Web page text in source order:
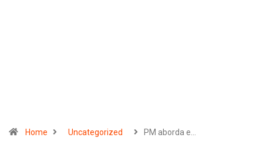
Home Uncategorized PM aborda e…